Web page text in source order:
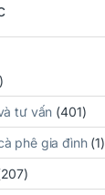
tư vấn (401)
phê gia đình(1)